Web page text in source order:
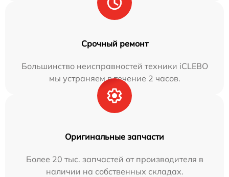
Срочный ремонт
Большинство неисправностей техники iCLEBO
мы устраняем в течение 2 часов.
Оригинальные запчасти
Более 20 тыс. запчастей от производителя в
наличии на собственных складах.